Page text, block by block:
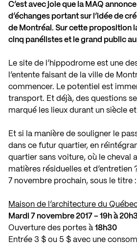
C’est avec joie que la MAQ
d’échanges portant sur l’idée de
de Montréal. Sur cette proposition
cinq panélistes et le grand public
Le site de l’hippodrome est une
l’entente faisant de la ville de
commencer. Le potentiel est
transport. Et déjà, des questions
marqué les lieux durant un siècle
Et si la manière de souligner le
dans ce futur quartier, en
quartier sans voiture, où le cheval
matières résiduelles et d’entretien
7 novembre prochain, sous le titre
Maison de l’architecture du
Mardi 7 novembre 2017 – 19h à
Ouverture des portes à18h30
Entrée 3 $ ou 5 $ avec une